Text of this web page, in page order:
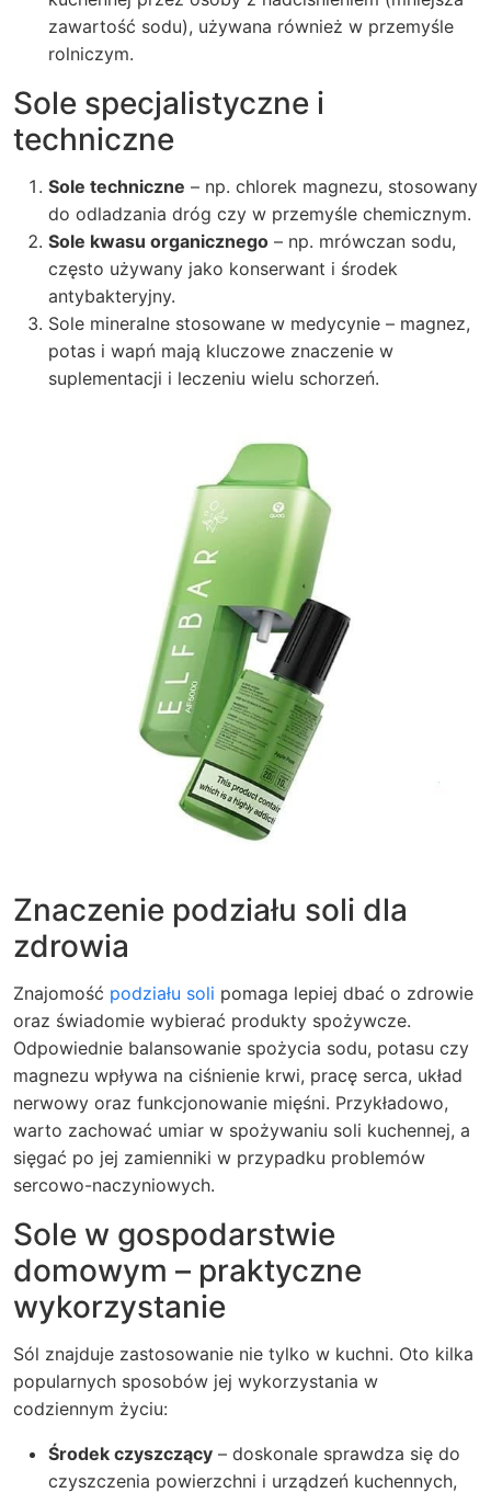
zawartość sodu), używana również w przemyśle
rolniczym.
Sole specjalistyczne i
techniczne
Sole techniczne – np. chlorek magnezu, stosowany
do odladzania dróg czy w przemyśle chemicznym.
Sole kwasu organicznego – np. mrówczan sodu,
często używany jako konserwant i środek
antybakteryjny.
Sole mineralne stosowane w medycynie – magnez,
potas i wapń mają kluczowe znaczenie w
suplementacji i leczeniu wielu schorzeń.
Znaczenie podziału soli dla
zdrowia
Znajomość podziału soli pomaga lepiej dbać o zdrowie
oraz świadomie wybierać produkty spożywcze.
Odpowiednie balansowanie spożycia sodu, potasu czy
magnezu wpływa na ciśnienie krwi, pracę serca, układ
nerwowy oraz funkcjonowanie mięśni. Przykładowo,
warto zachować umiar w spożywaniu soli kuchennej, a
sięgać po jej zamienniki w przypadku problemów
sercowo-naczyniowych.
Sole w gospodarstwie
domowym – praktyczne
wykorzystanie
Sól znajduje zastosowanie nie tylko w kuchni. Oto kilka
popularnych sposobów jej wykorzystania w
codziennym życiu:
Środek czyszczący – doskonale sprawdza się do
czyszczenia powierzchni i urządzeń kuchennych,